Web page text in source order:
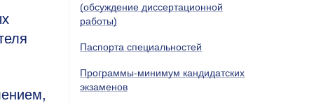
(обсуждение диссертационной
работы)
Паспорта специальностей
Программы-минимум кандидатских
экзаменов